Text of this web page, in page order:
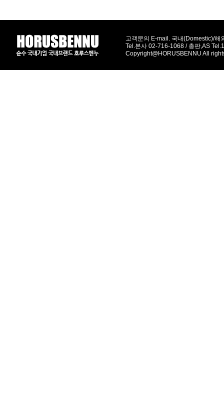
고객문의 E-mail. 국내(Domestic)/
Tel.본사 02-716-1068 / 총판,AS
Copyright@HORUSBENNU All